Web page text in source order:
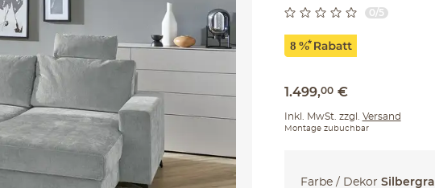
0/5
1.499,00 €
Inkl. MwSt. zzgl. Versand
Montage zubuchbar
Farbe / Dekor